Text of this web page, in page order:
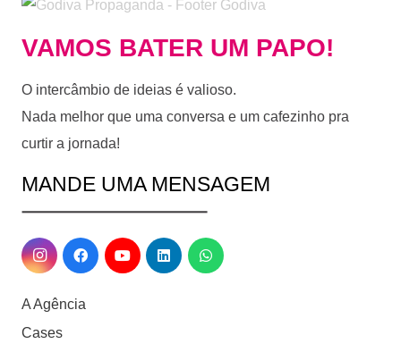
VAMOS BATER UM PAPO!
O intercâmbio de ideias é valioso.
Nada melhor que uma conversa e um cafezinho pra
curtir a jornada!
MANDE UMA MENSAGEM
A Agência
Cases